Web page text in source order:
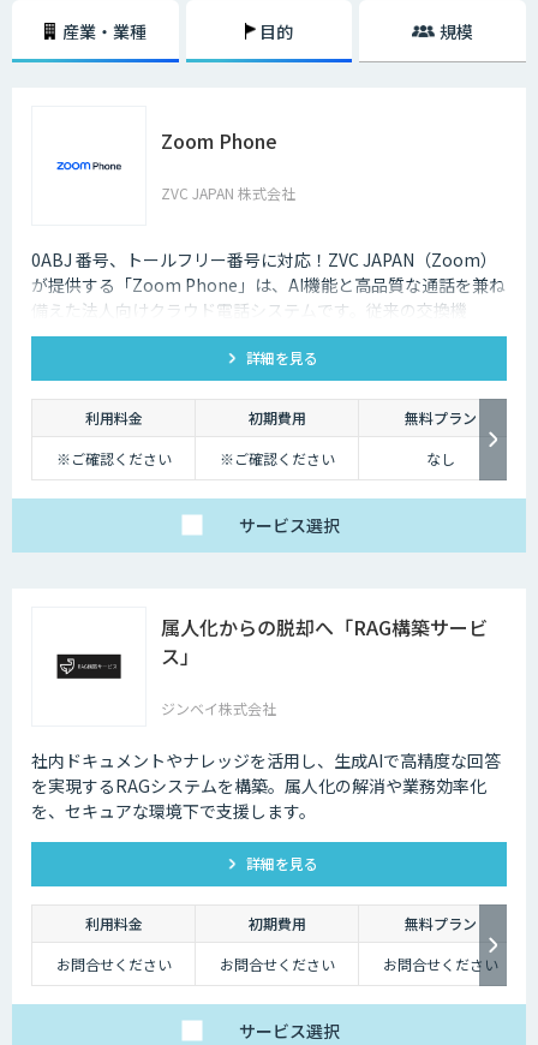
をする働き方のことを指します。
されるケースも増えてきています。また、都心部に本社を置く企業が郊外
にサテライトオフィスを構えたり、地方に本社を構える企業が都心部にサ
テライトオフィスを構えたりするケースも多くなっています。
を導入する企業が一気に増加しましたが、実はそれ以前からテレワークを
導入する企業は少しずつ増加している状況でした。
それは、パソコンやスマホといった通信機器のスペックが向上しているか
らです。また、Wi-Fiなどのデータ通信ネットワーク環境が整備され始め、
低価格でネットワークを利用できるようになったことも要因のひとつとい
えるでしょう。
しかし、テレワークを導入した場合には、社内コミュニケーションが難し
くなってしまうのも事実です。それに加え、業態管理も難しくなってしま
うため、テレワークに不安を感じてしまう企業も少なくないでしょう。
おり、それらを有効活用すれば、テレワークのデメリットをある程度解消
していくことも可能になります。
産業・業種 目的 規模
Zoom Phone
ZVC JAPAN 株式会社
0ABJ 番号、トールフリー番号に対応！ZVC JAPAN（Zoom）
が提供する「Zoom Phone」は、AI機能と高品質な通話を兼ね
備えた法人向けクラウド電話システムです。従来の交換機
（PBX）を必要としないため、導入や運用にかかるコストを大
詳細を見る
利用料金 初期費用
無料プラン
※ご確認ください
※ご確認ください なし
サービス選択
属人化からの脱却へ「RAG構築サービ
ス」
ジンベイ株式会社
社内ドキュメントやナレッジを活用し、生成AIで高精度な回答
を実現するRAGシステムを構築。属人化の解消や業務効率化
を、セキュアな環境下で支援します。
詳細を見る
利用料金 初期費用
無料プラン
お問合せください
お問合せください お問合せください
サービス選択